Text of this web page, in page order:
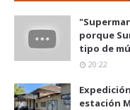
porque
tipo de
20:22
estación